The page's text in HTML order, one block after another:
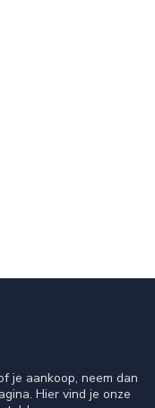
je aankoop, neem dan
Hier vind je onze